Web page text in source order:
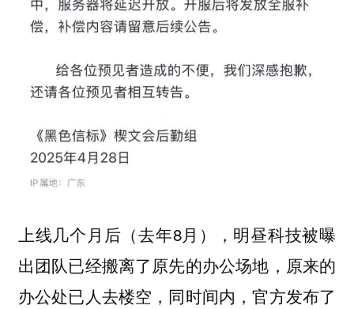
上线几个月后（去年8月），明昼科技被曝
出团队已经搬离了原先的办公场地，原来的
办公处已人去楼空，同时间内，官方发布了